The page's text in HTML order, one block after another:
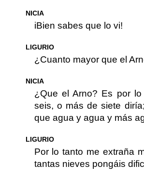
NICIA
iBien sabes que lo vi!
LIGURIO
¿Cuanto mayor que el
NICIA
¿Que el Arno? Es por
seis, o más de siete
que agua y agua y más
LIGURIO
Por lo tanto me extraña
tantas nieves pongáis